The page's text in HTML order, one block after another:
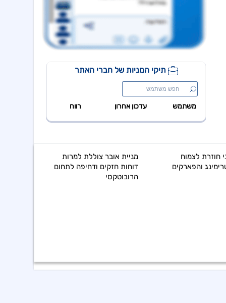
פתיחת מסחר ביום 5.8.26-פרופדו אגח ב
יעקב פיננסים 07:57 06/08/26
אינפליי 15:58 05/08/26